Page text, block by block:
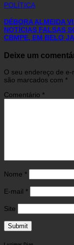
POLÍTICA
DÉBORA ALMEIDA
NOTÍCIAS FALSAS
CBMPE, EM BELO
Deixe um
O seu endereço de
são marcados com *
Comentário *
Nome *
E-mail *
Site